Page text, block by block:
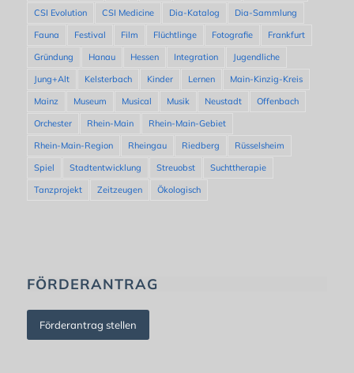
CSI Evolution
CSI Medicine Dia-Katalog
Dia-Sammlung
Fauna
Festival Film Flüchtlinge Fotografie
Frankfurt
Gründung
Hanau Hessen Integration
Jugendliche
Jung+Alt
Kelsterbach Kinder Lernen
Main-Kinzig-Kreis
Mainz
Museum Musical Musik Neustadt
Offenbach
Orchester
Rhein-Main
Rhein-Main-Gebiet
Rhein-Main-Region
Rheingau Riedberg
Rüsselsheim
Spiel
Stadtentwicklung Streuobst
Suchttherapie
Tanzprojekt
Zeitzeugen Ökologisch
FÖRDERANTRAG
Förderantrag stellen